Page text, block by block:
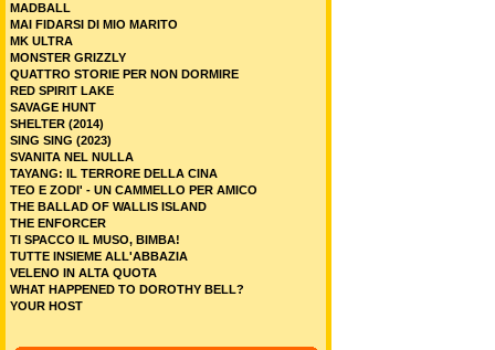
MADBALL
MAI FIDARSI DI MIO MARITO
MK ULTRA
MONSTER GRIZZLY
QUATTRO STORIE PER NON DORMIRE
RED SPIRIT LAKE
SAVAGE HUNT
SHELTER (2014)
SING SING (2023)
SVANITA NEL NULLA
TAYANG: IL TERRORE DELLA CINA
TEO E ZODI' - UN CAMMELLO PER AMICO
THE BALLAD OF WALLIS ISLAND
THE ENFORCER
TI SPACCO IL MUSO, BIMBA!
TUTTE INSIEME ALL'ABBAZIA
VELENO IN ALTA QUOTA
WHAT HAPPENED TO DOROTHY BELL?
YOUR HOST